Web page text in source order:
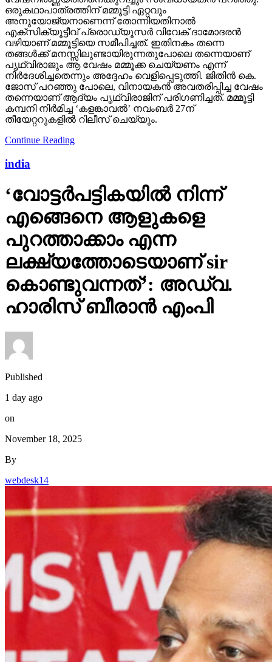
ഒരുകഥാപാത്രത്തിന് മമ്മൂട്ടി ഏറ്റവും
അനുയോജ്യനാണെന്ന് തോന്നിയതിനാല്‍
എക്‌സിക്യൂട്ടീവ് പ്രൊഡ്യൂസര്‍ വിവേക് ദാമോദരന്‍
വഴിയാണ് മമ്മൂട്ടിയെ സമീപിച്ചത്. ഇതിനകം തന്നെ
തങ്ങള്‍ക്ക് മനസ്സിലുണ്ടായിരുന്നതുപോലെ തന്നെയാണ്
പൃഥ്വിരാജും ആ വേഷം മമ്മൂക്ക ചെയ്യണം എന്ന്
നിര്‍ദേശിച്ചതെന്നും അദ്ദേഹം വെളിപ്പെടുത്തി. ജിതിന്‍ കെ.
ജോസ് പറഞ്ഞു പോലെ, വിനായകന്‍ അവതരിപ്പിച്ച വേഷം
തന്നെയാണ് ആദ്യം പൃഥ്വിരാജിന് പരിഗണിച്ചത്. മമ്മൂട്ടി
കമ്പനി നിര്‍മിച്ച ‘കളങ്കാവല്‍’ നവംബര്‍ 27ന്
തീയേറ്ററുകളില്‍ റിലീസ് ചെയ്യും.
Continue Reading
india
‘വോട്ടര്‍പട്ടികയില്‍ നിന്ന്
എങ്ങെനെ ആളുകളെ
പുറത്താക്കാം എന്ന
ലക്ഷ്യത്തോടെയാണ് sir
കൊണ്ടുവന്നത്’: അഡ്വ.
ഹാരിസ് ബീരാൻ എംപി
Published
1 day ago
on
November 18, 2025
By
webdesk14